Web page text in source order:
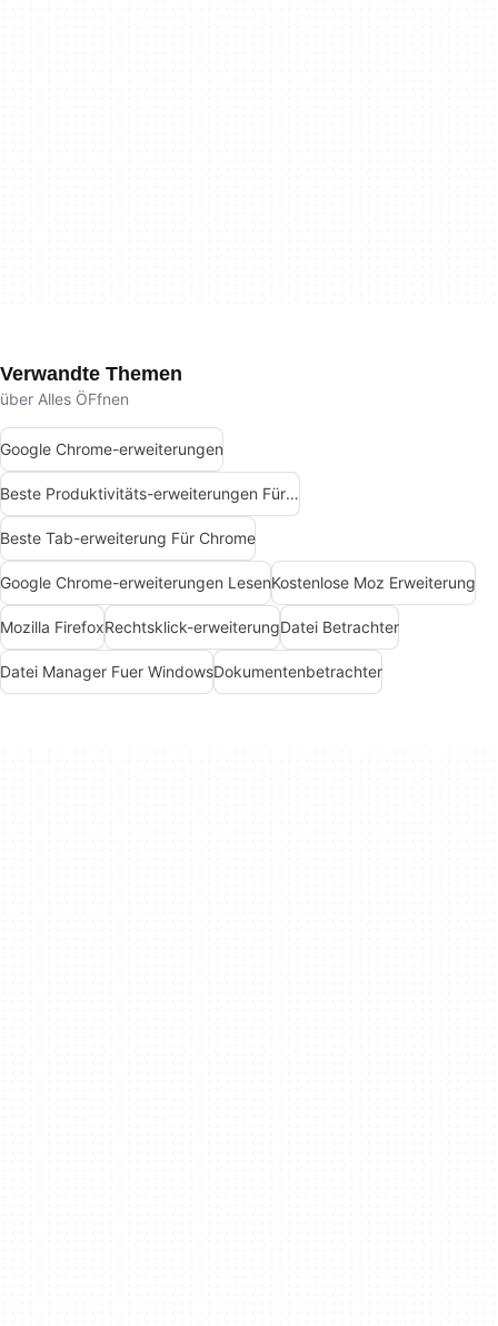
Verwandte Themen
über Alles ÖFfnen
Google Chrome-erweiterungen
Beste Produktivitäts-erweiterungen Für Chrome
Beste Tab-erweiterung Für Chrome
Google Chrome-erweiterungen LesenKostenlose Moz Erweiterung
Mozilla FirefoxRechtsklick-erweiterungDatei Betrachter
Datei Manager Fuer WindowsDokumentenbetrachter